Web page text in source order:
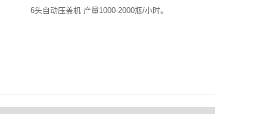
6头自动压盖机 产量1000-2000瓶/小时。